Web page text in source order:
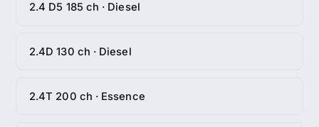
2.4 D5 185 ch · Diesel
2.4D 130 ch · Diesel
2.4T 200 ch · Essence